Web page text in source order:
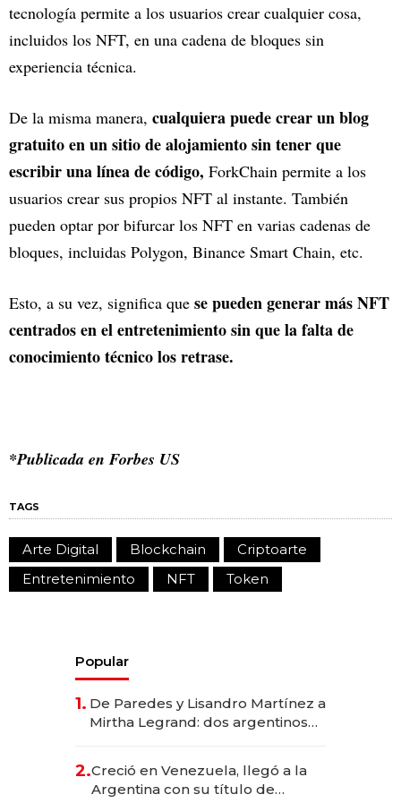
tecnología permite a los usuarios crear cualquier cosa,
incluidos los NFT, en una cadena de bloques sin
experiencia técnica.
De la misma manera, cualquiera puede crear un blog
gratuito en un sitio de alojamiento sin tener que
escribir una línea de código, ForkChain permite a los
usuarios crear sus propios NFT al instante. También
pueden optar por bifurcar los NFT en varias cadenas de
bloques, incluidas Polygon, Binance Smart Chain, etc.
Esto, a su vez, significa que se pueden generar más NFT
centrados en el entretenimiento sin que la falta de
conocimiento técnico los retrase.
*Publicada en Forbes US
TAGS
Arte Digital Blockchain
Criptoarte
Entretenimiento
NFT Token
Popular
1. De Paredes y Lisandro Martínez a
Mirtha Legrand: dos argentinos
2.Creció en Venezuela, llegó a la
Argentina con su título de